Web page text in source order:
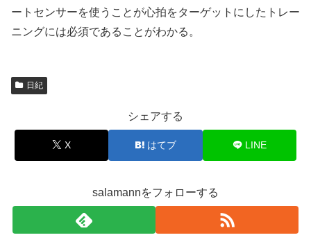
ートセンサーを使うことが心拍をターゲットにしたトレー
ニングには必須であることがわかる。
日紀
シェアする
X はてブ LINE
salamannをフォローする